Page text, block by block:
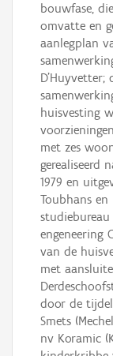
bouwfase,
omvatte en
aanlegplan
huisvesting
met zes
gerealiseerd
1979 en
Toubhans
studiebureau
engeneering
van de
met
door de
Smets
nv Koramic